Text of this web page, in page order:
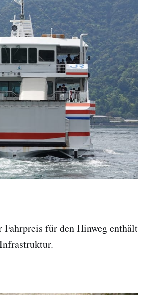
für den Hinweg enthält